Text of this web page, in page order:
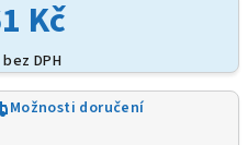
Kč
DPH
Možnosti doručení